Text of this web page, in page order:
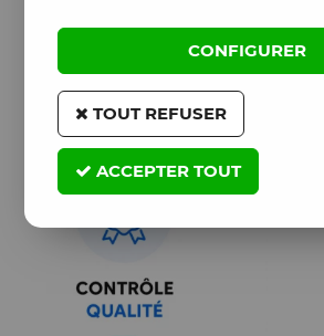
CONFIGURER
TOUT REFUSER
ACCEPTER TOUT